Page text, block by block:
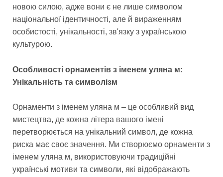
новою силою, адже вони є не лише символом
національної ідентичності, але й вираженням
особистості, унікальності, зв'язку з українською
культурою.
Особливості орнаментів з іменем уляна м:
Унікальність та символізм
Орнаменти з іменем уляна м – це особливий вид
мистецтва, де кожна літера вашого імені
перетворюється на унікальний символ, де кожна
риска має своє значення. Ми створюємо орнаменти з
іменем уляна м, використовуючи традиційні
українські мотиви та символи, які відображають